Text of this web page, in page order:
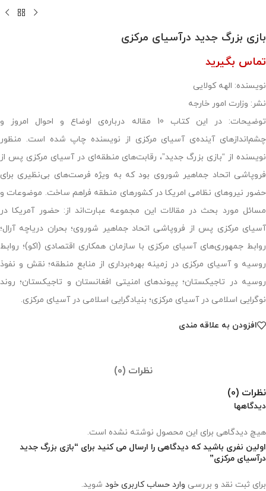
بازی بزرگ جدید درآسیای مرکزی
تماس بگیرید
نویسنده: الهه کولایی
نشر: وزارت امور خارجه
توضیحات: در این کتاب 10 مقاله درباره‌ی اوضاع و احوال امروز و
چشم‌اندازهای آینده‌ی آسیای مرکزی از نویسنده چاپ شده است. منظور
نویسنده از “بازی بزرگ جدید”، رقابت‌های منطقه‌ای در آسیای مرکزی پس از
فروپاشی اتحاد جماهیر شوروی بود که به ویژه فرصت‌های بی‌نظیری برای
حضور نیروهای نظامی امریکا در کشورهای منطقه فراهم ساخت. موضوعات و
مسائل مورد بحث در مقالات این مجموعه عبارت‌اند از: حضور آمریکا در
آسیای مرکزی پس از فروپاشی اتحاد جماهیر شوروی؛ بحران دریاچه آرال؛
روابط جمهوری‌‌های آسیای مرکزی با سازمان‌ همکاری اقتصادی (اکو)؛ روابط
روسیه و آسیای مرکزی در زمینه بهره‌برداری از منابع منطقه؛ نقش و نفوذ
روسیه در تاجیکستان؛ پیوندهای امنیتی افغانستان و تاجیکستان؛ روند
نوگرایی اسلامی در آسیای مرکزی؛ بنیادگرایی اسلامی در آسیای مرکزی.
افزودن به علاقه مندی
نظرات (0)
نظرات (0)
دیدگاهها
هیچ دیدگاهی برای این محصول نوشته نشده است.
اولین نفری باشید که دیدگاهی را ارسال می کنید برای “بازی بزرگ جدید
درآسیای مرکزی”
برای ثبت نقد و بررسی وارد حساب کاربری خود شوید.